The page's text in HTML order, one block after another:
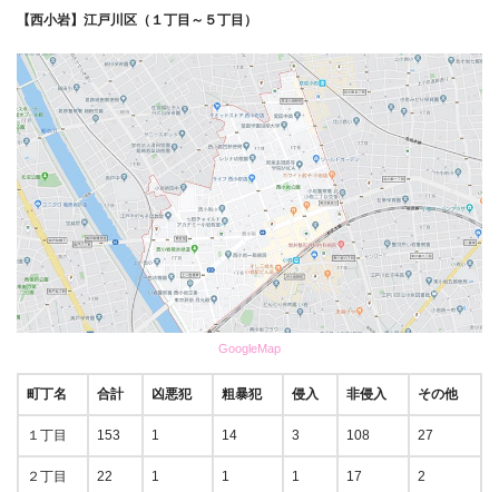
【西小岩】江戸川区（１丁目～５丁目）
GoogleMap
町丁名 合計 凶悪犯 粗暴犯 侵入 非侵入 その他
１丁目 153 1 14 3 108 27
２丁目 22 1 1 1 17 2